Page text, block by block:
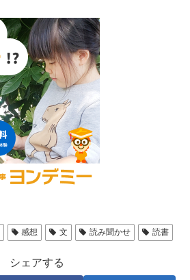
感想 文 読み聞かせ 読書
シェアする